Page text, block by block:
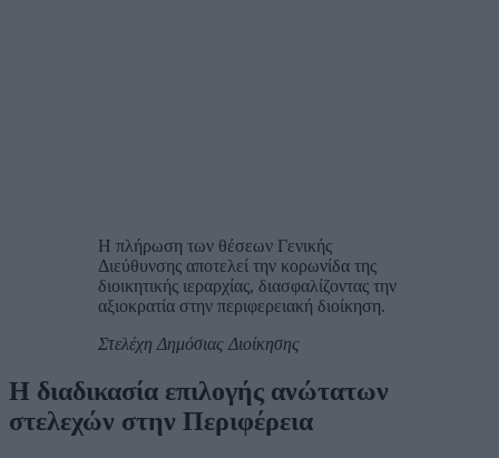
Η πλήρωση των θέσεων Γενικής
Διεύθυνσης αποτελεί την κορωνίδα της
διοικητικής ιεραρχίας, διασφαλίζοντας την
αξιοκρατία στην περιφερειακή διοίκηση.
Στελέχη Δημόσιας Διοίκησης
Η διαδικασία επιλογής ανώτατων
στελεχών στην Περιφέρεια